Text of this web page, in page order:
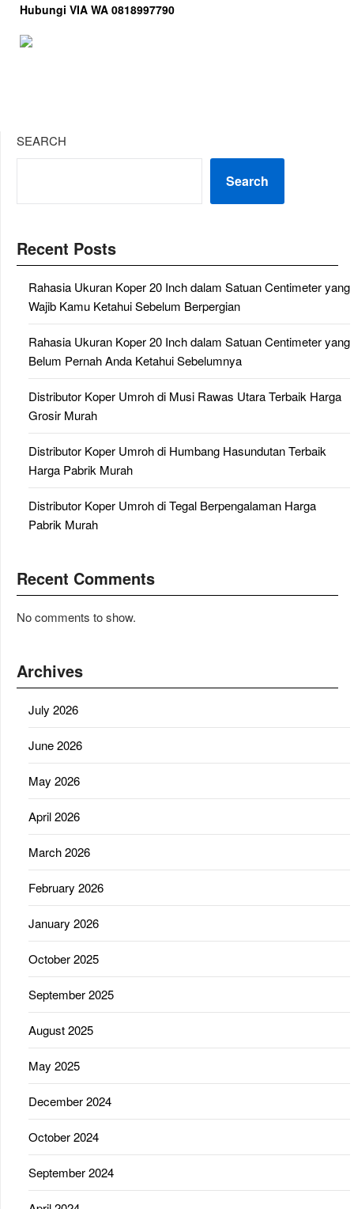
Hubungi VIA WA 0818997790
SEARCH
Search
Recent Posts
Rahasia Ukuran Koper 20 Inch dalam Satuan Centimeter yang
Wajib Kamu Ketahui Sebelum Berpergian
Rahasia Ukuran Koper 20 Inch dalam Satuan Centimeter yang
Belum Pernah Anda Ketahui Sebelumnya
Distributor Koper Umroh di Musi Rawas Utara Terbaik Harga
Grosir Murah
Distributor Koper Umroh di Humbang Hasundutan Terbaik
Harga Pabrik Murah
Distributor Koper Umroh di Tegal Berpengalaman Harga
Pabrik Murah
Recent Comments
No comments to show.
Archives
July 2026
June 2026
May 2026
April 2026
March 2026
February 2026
January 2026
October 2025
September 2025
August 2025
May 2025
December 2024
October 2024
September 2024